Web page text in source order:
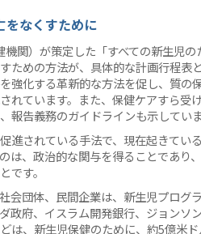
をなくすために
関）が策定した「すべての新生児
ための方法が、具体的な計画行程表
強化する革新的な方法を促し、質の
れています。また、保健ケアすら受
報告義務のガイドラインも示していま
進されている手法で、現在起きてい
は、政治的な関与を得ることであり
です。
会団体、民間企業は、新生児プログ
政府、イスラム開発銀行、ジョンソ
は、新生児保健のために、約5億米ド